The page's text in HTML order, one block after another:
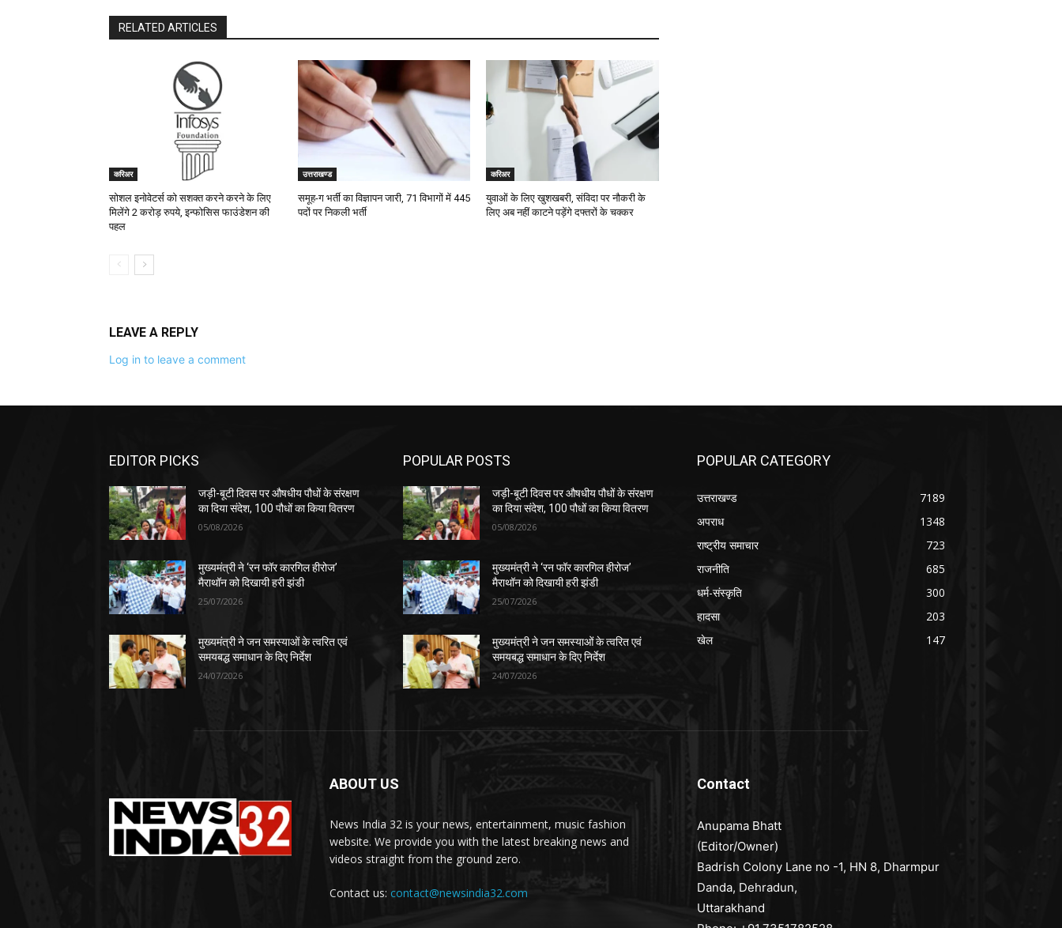
RELATED ARTICLES
करिअर
सोशल इनोवेटर्स को सशक्त करने करने के लिए
मिलेंगे 2 करोड़ रुपये, इन्फोसिस फाउंडेशन की
पहल
उत्तराखण्ड
समूह-ग भर्ती का विज्ञापन जारी, 71 विभागों में 445
पदों पर निकली भर्ती
करिअर
युवाओं के लिए खुशखबरी, संविदा पर नौकरी के
लिए अब नहीं काटने पड़ेंगे दफ्तरों के चक्कर
LEAVE A REPLY
Log in to leave a comment
EDITOR PICKS
जड़ी-बूटी दिवस पर औषधीय पौधों के संरक्षण
का दिया संदेश, 100 पौधों का किया वितरण
05/08/2026
मुख्यमंत्री ने ‘रन फॉर कारगिल हीरोज’
मैराथॉन को दिखायी हरी झंडी
25/07/2026
मुख्यमंत्री ने जन समस्याओं के त्वरित एवं
समयबद्ध समाधान के दिए निर्देश
24/07/2026
POPULAR POSTS
जड़ी-बूटी दिवस पर औषधीय पौधों के संरक्षण
का दिया संदेश, 100 पौधों का किया वितरण
05/08/2026
मुख्यमंत्री ने ‘रन फॉर कारगिल हीरोज’
मैराथॉन को दिखायी हरी झंडी
25/07/2026
मुख्यमंत्री ने जन समस्याओं के त्वरित एवं
समयबद्ध समाधान के दिए निर्देश
24/07/2026
POPULAR CATEGORY
उत्तराखण्ड
7189
अपराध
1348
राष्ट्रीय समाचार
723
राजनीति
685
धर्म-संस्कृति
300
हादसा
203
खेल
147
ABOUT US
News India 32 is your news, entertainment, music fashion
website. We provide you with the latest breaking news and
videos straight from the ground zero.
Contact us: contact@newsindia32.com
Contact
Anupama Bhatt
(Editor/Owner)
Badrish Colony Lane no -1, HN 8, Dharmpur
Danda, Dehradun,
Uttarakhand